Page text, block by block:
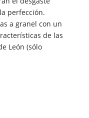
perfección.
a granel con un
de las
León (sólo